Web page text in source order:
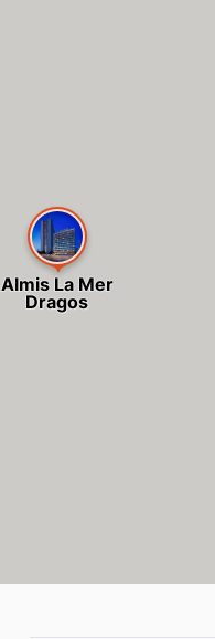
Almis La Mer
Dragos